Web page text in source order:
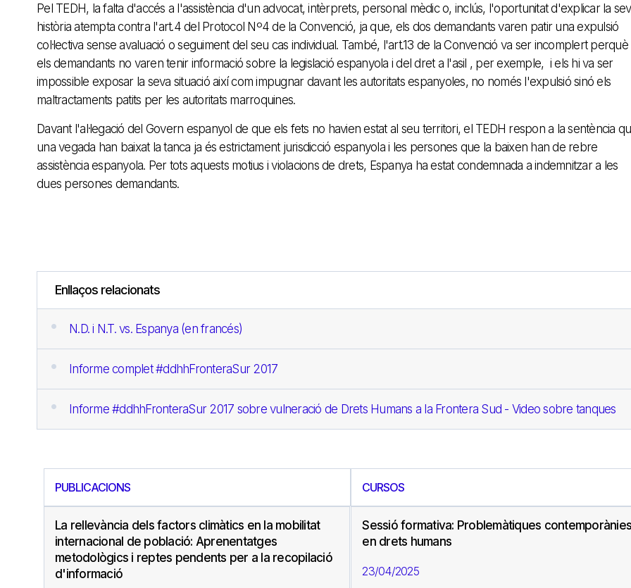
Pel TEDH, la falta d'accés a l'assistència d'un advocat, intèrprets, personal mèdic o, inclús, l'oportunitat d'explicar la
història atempta contra l'art.4 del Protocol Nº4 de la Convenció, ja que, els dos demandants varen patir una expulsió
col·lectiva sense avaluació o seguiment del seu cas individual. També, l'art.13 de la Convenció va ser incomplert perquè
els demandants no varen tenir informació sobre la legislació espanyola i del dret a l'asil , per exemple, i els hi va ser
impossible exposar la seva situació així com impugnar davant les autoritats espanyoles, no només l'expulsió sinó els
maltractaments patits per les autoritats marroquines.
Davant l'al·legació del Govern espanyol de que els fets no havien estat al seu territori, el TEDH respon a la sentència
una vegada han baixat la tanca ja és estrictament jurisdicció espanyola i les persones que la baixen han de rebre
assistència espanyola. Per tots aquests motius i violacions de drets, Espanya ha estat condemnada a indemnitzar a les
dues persones demandants.
Enllaços relacionats
N.D. i N.T. vs. Espanya (en francés)
Informe complet #ddhhFronteraSur 2017
Informe #ddhhFronteraSur 2017 sobre vulneració de Drets Humans a la Frontera Sud - Video sobre tanques
PUBLICACIONS
La rellevància dels factors climàtics en la mobilitat
internacional de població: Aprenentatges
metodològics i reptes pendents per a la recopilació
d'informació
CURSOS
Sessió formativa: Problemàtiques contemporànies
en drets humans
23/04/2025